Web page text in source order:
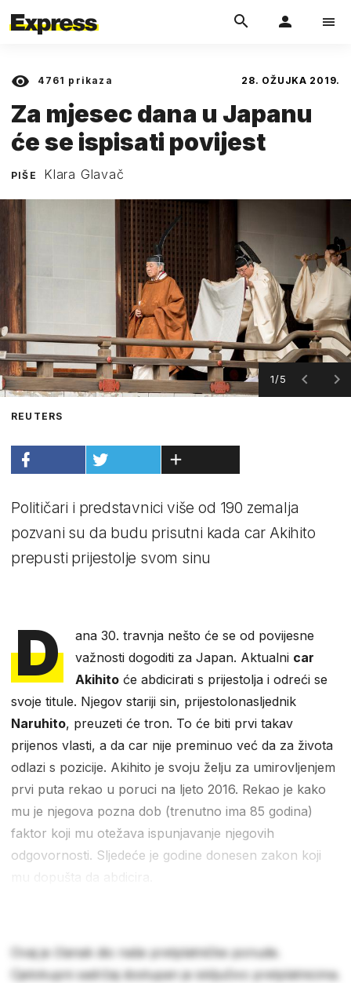
4761 prikaza 28. OŽUJKA 2019.
Za mjesec dana u Japanu
će se ispisati povijest
PIŠE Klara Glavač
1/5
REUTERS
Političari i predstavnici više od 190 zemalja
pozvani su da budu prisutni kada car Akihito
prepusti prijestolje svom sinu
D
ana 30. travnja nešto će se od povijesne
važnosti dogoditi za Japan. Aktualni car
Akihito će abdicirati s prijestolja i odreći se
svoje titule. Njegov stariji sin, prijestolonasljednik
Naruhito, preuzeti će tron. To će biti prvi takav
prijenos vlasti, a da car nije preminuo već da za života
odlazi s pozicije. Akihito je svoju želju za umirovljenjem
prvi puta rekao u poruci na ljeto 2016. Rekao je kako
mu je njegova pozna dob (trenutno ima 85 godina)
faktor koji mu otežava ispunjavanje njegovih
odgovornosti. Sljedeće je godine donesen zakon koji
mu dopušta da abdicira.
Ovaj je članak dio naše pretplatničke ponude.
Cjelokupni sadržaj dostupan je isključivo pretplatnicima.